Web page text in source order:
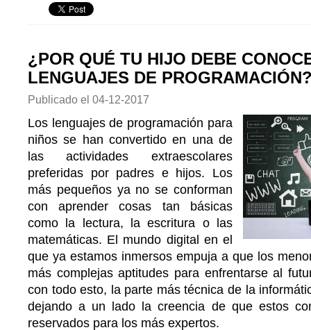
¿POR QUÉ TU HIJO DEBE
LENGUAJES DE
Publicado el 04-12-2017
Los lenguajes de programación para
niños se han convertido en una de
las actividades extraescolares
preferidas por padres e hijos. Los
más pequeños ya no se conforman
con aprender cosas tan básicas
como la lectura, la escritura o las
matemáticas. El mundo digital en el
que ya estamos inmersos empuja a que los
más complejas aptitudes para enfrentarse al
con todo esto, la parte más técnica de la
dejando a un lado la creencia de que estos
reservados para los más expertos.